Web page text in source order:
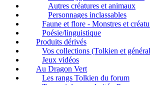
Autres créatures et animaux
Personnages inclassables
Faune et flore - Monstres et
Poésie/linguistique
Produits dérivés
Vos collections (Tolkien et
Jeux vidéos
Au Dragon Vert
Les rangs Tolkien du forum